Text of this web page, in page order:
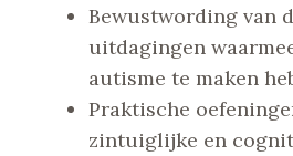
Bewustwording van
uitdagingen
autisme te maken
Praktische
zintuiglijke en